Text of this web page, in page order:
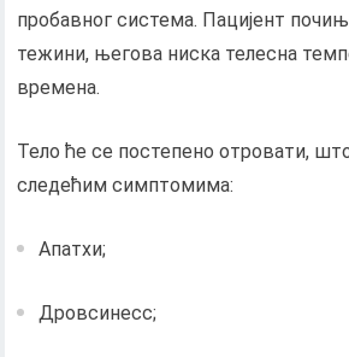
пробавног система. Пацијент
тежини, његова ниска телесна
времена.
Тело ће се постепено отровати,
следећим симптомима:
Апатхи;
Дровсинесс;